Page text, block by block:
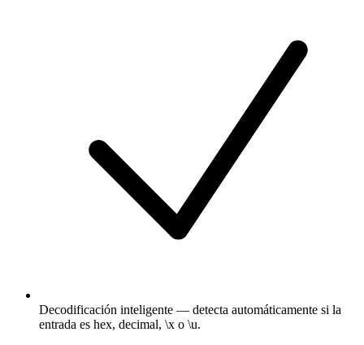
Decodificación inteligente — detecta automáticamente si la
entrada es hex, decimal, \x o \u.